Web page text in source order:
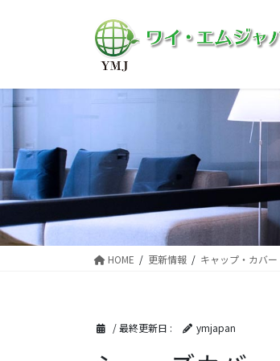
ツ
に
シ
ョ
移
動
HOME 更新情報 キャップ・カバー
/ 最終更新日 : ymjapan